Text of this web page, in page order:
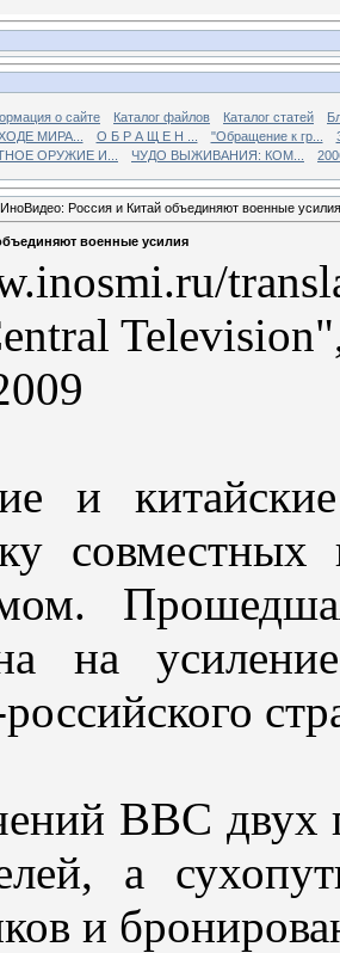
о сайте Каталог файлов Каталог статей
МИРА...
О Б Р А Щ Е Н ... "Обращение к гр...
ОРУЖИЕ И...
ЧУДО ВЫЖИВАНИЯ: КОМ...
Россия и Китай объединяют военные усилия
военные усилия
и
на
ВВС двух
а
и